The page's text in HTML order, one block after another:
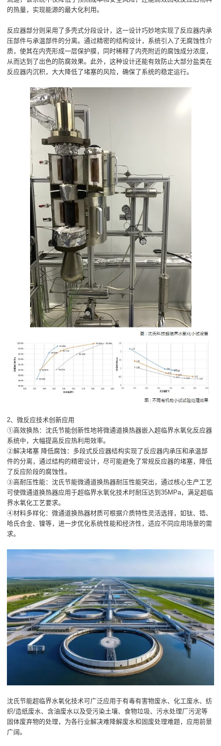
的热量，实现能源的最大化利用。
反应器部分则采用了多壳式分段设计，这一设计巧妙地实现了反应器内承
压部件与承温部件的分离。通过精密的结构设计，系统引入了无腐蚀性介
质，使其在内壳形成一层保护膜，同时稀释了内壳附近的腐蚀成分浓度，
从而达到了出色的防腐效果。此外，这种设计还能有效防止大部分盐类在
反应器内沉积，大大降低了堵塞的风险，确保了系统的稳定运行。
2、微反应技术创新应用
①高效换热：沈氏节能创新性地将微通道换热器嵌入超临界水氧化反应器
系统中，大幅提高反应热利用效率。
②解决堵塞 降低腐蚀：多段式反应器结构实现了反应器内承压和承温部
件的分离，通过结构的精密设计，尽可能避免了常规反应器的堵塞，降低
了反应阶段的腐蚀性。
③高耐压性能：沈氏节能微通道换热器耐压性能突出，通过核心生产工艺
可使微通道换热器应用于超临界水氧化技术时耐压达到35MPa，满足超临
界水氧化工艺要求。
④材料多样化：微通道换热器材质可根据介质特性灵活选择，如钛、锆、
哈氏合金、镍等，进一步优化系统性能和经济性，适应不同应用场景的需
求。
沈氏节能超临界水氧化技术可广泛应用于有毒有害物废水、化工废水、纺
织/造纸废水、含油废水以及受污染土壤、食物垃圾、污水处理厂污泥等
固体废弃物的处理，为各行业解决难降解废水和固废处理难题，应用前景
广阔。